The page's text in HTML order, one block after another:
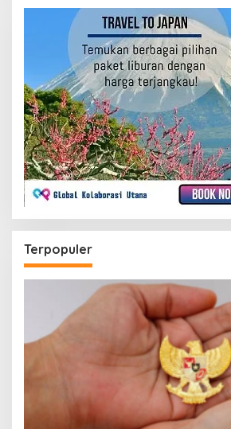
Terpopuler